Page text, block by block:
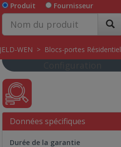
Produit Fournisseur
JELD-WEN > Blocs-portes Résidentiel
Données spécifiques
Durée de la garantie